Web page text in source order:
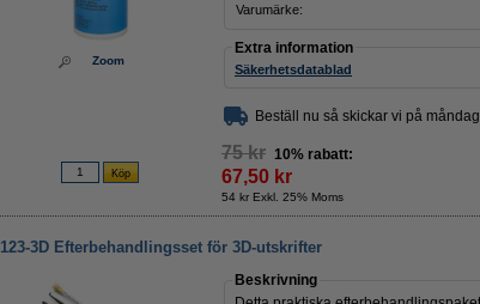
Zoom
Varumärke:
Extra information
Säkerhetsdatablad
Beställ nu så skickar vi på
75 kr 10% rabatt:
67,50 kr
54 kr Exkl. 25% Moms
123-3D Efterbehandlingsset för 3D-utskrifter
Beskrivning